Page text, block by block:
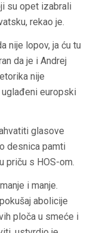
su opet izabrali
rekao je.
nije lopov, ja ću tu
da je i Andrej
nije
uglađeni europski
glasove
desnica pamti
priču s HOS-om.
i manje.
abolicije
ploča u smeće i